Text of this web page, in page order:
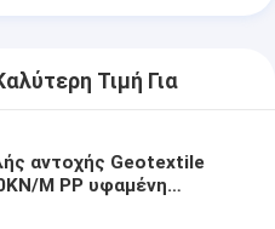
Τιμή Για
αντοχής Geotextile
M PP υφαμένη